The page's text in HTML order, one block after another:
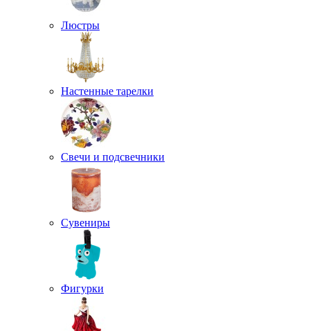
Люстры
Настенные тарелки
Свечи и подсвечники
Сувениры
Фигурки